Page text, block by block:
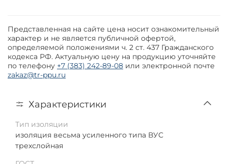
Представленная на сайте цена носит ознакомительный
характер и не является публичной офертой,
определяемой положениями ч. 2 ст. 437 Гражданского
кодекса РФ. Актуальную цену на продукцию уточняйте
по телефону +7 (383) 242-89-08 или электронной почте
zakaz@tr-ppu.ru
Характеристики
Тип изоляции
изоляция весьма усиленного типа ВУС
трехслойная